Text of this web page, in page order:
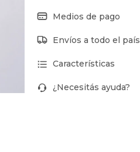
Medios de pago
Envíos a todo el país
Características
¿Necesitás ayuda?